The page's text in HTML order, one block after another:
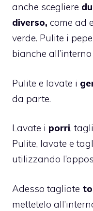
anche scegliere
diverso, come ad
verde. Pulite i
bianche
Pulite e lavate i
da parte.
Lavate i porri,
Pulite, lavate e
utilizzando
Adesso tagliate
mettetelo